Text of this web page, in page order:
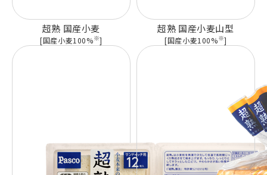
超熟 国産小麦
[国産小麦100%※]
超熟 国産小麦山型
[国産小麦100%※]